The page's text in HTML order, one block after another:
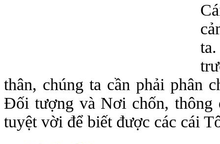
thân, chúng ta cần phải phân
Đối tượng và Nơi chốn, thông
tuyệt vời để biết được các cái